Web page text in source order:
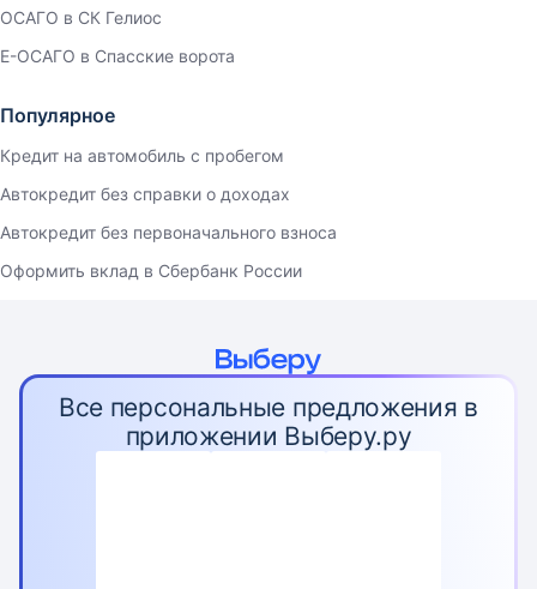
ОСАГО в СК Гелиос
Е-ОСАГО в Спасские ворота
Популярное
Кредит на автомобиль с пробегом
Автокредит без справки о доходах
Автокредит без первоначального взноса
Оформить вклад в Сбербанк России
Все персональные предложения в
приложении Выберу.ру